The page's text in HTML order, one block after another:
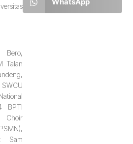
Bero,
Talan
BPTI
Sam
WhatsApp